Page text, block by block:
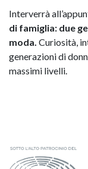
Interverrà
di famiglia: due
moda. Curiosità,
generazioni di
massimi livelli.